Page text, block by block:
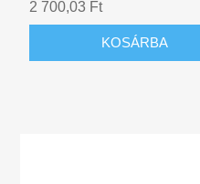
2 700,03 Ft
KOSÁRBA